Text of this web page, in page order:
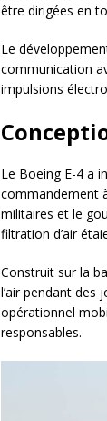
être dirigées en
Le
communication
impulsions
Le Boeing E-4 a
commandement
militaires et le
filtration d’air
Construit sur la
l’air pendant des
opérationnel
responsables.